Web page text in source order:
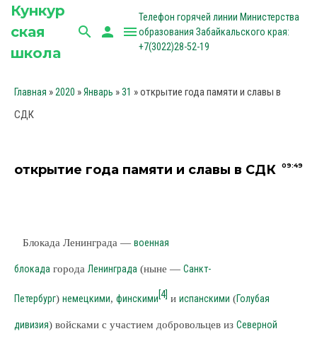
Кункур
ская
школа
search person menu
Телефон горячей линии Министерства
образования Забайкальского края:
+7(3022)28-52-19
Главная »2020 »Январь »31 » открытие года памяти и славы в
СДК
09:49
открытие года памяти и славы в СДК
Блокада Ленинграда — военная
блокада города Ленинграда (ныне — Санкт-
Петербург) немецкими, финскими[4] и испанскими (Голубая
дивизия) войсками с участием добровольцев из Северной